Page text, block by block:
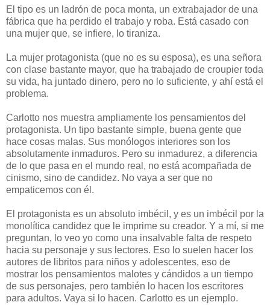
El tipo es un ladrón de poca monta, un extrabajador de una
fábrica que ha perdido el trabajo y roba. Está casado con
una mujer que, se infiere, lo tiraniza.
La mujer protagonista (que no es su esposa), es una señora
con clase bastante mayor, que ha trabajado de croupier toda
su vida, ha juntado dinero, pero no lo suficiente, y ahí está el
problema.
Carlotto nos muestra ampliamente los pensamientos del
protagonista. Un tipo bastante simple, buena gente que
hace cosas malas. Sus monólogos interiores son los
absolutamente inmaduros. Pero su inmadurez, a diferencia
de lo que pasa en el mundo real, no está acompañada de
cinismo, sino de candidez. No vaya a ser que no
empaticemos con él.
El protagonista es un absoluto imbécil, y es un imbécil por la
monolítica candidez que le imprime su creador. Y a mí, si me
preguntan, lo veo yo como una insalvable falta de respeto
hacia su personaje y sus lectores. Eso lo suelen hacer los
autores de libritos para niños y adolescentes, eso de
mostrar los pensamientos malotes y cándidos a un tiempo
de sus personajes, pero también lo hacen los escritores
para adultos. Vaya si lo hacen. Carlotto es un ejemplo.